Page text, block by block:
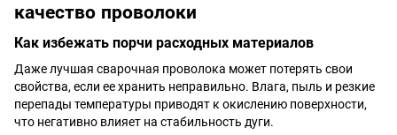
качество проволоки
Как избежать порчи расходных материалов
Даже лучшая сварочная проволока может потерять свои
свойства, если ее хранить неправильно. Влага, пыль и резкие
перепады температуры приводят к окислению поверхности,
что негативно влияет на стабильность дуги.